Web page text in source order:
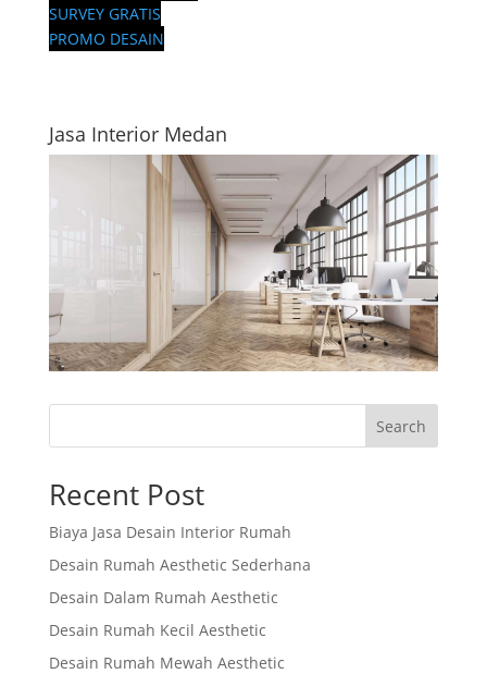
SURVEY GRATIS
PROMO DESAIN
Jasa Interior Medan
Search
Recent Post
Biaya Jasa Desain Interior Rumah
Desain Rumah Aesthetic Sederhana
Desain Dalam Rumah Aesthetic
Desain Rumah Kecil Aesthetic
Desain Rumah Mewah Aesthetic